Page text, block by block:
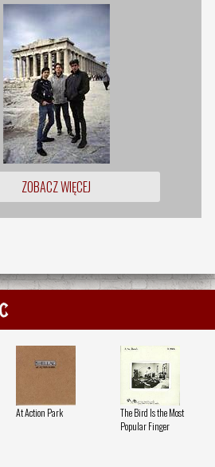
ZOBACZ WIĘCEJ
At Action Park
The Bird Is the Most
Popular Finger